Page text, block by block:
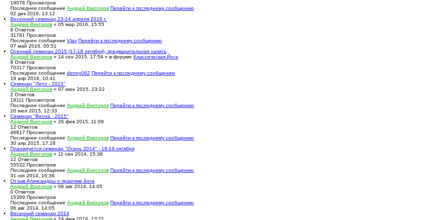
19078 Просмотров
Последнее сообщение Андрей Викторов Перейти к последнему сообщению
02 дек 2016, 13:12
Весенний семинар 23-24 апреля 2016 г.
Андрей Викторов » 05 мар 2016, 15:55
8 Ответов
31781 Просмотров
Последнее сообщение Vlav Перейти к последнему сообщению
07 май 2016, 00:51
Осенний семинар 2015 (17-18 октября), предварительная запись
Андрей Викторов » 14 сен 2015, 17:54 » в форуме Классическая Йога
8 Ответов
70317 Просмотров
Последнее сообщение denny082 Перейти к последнему сообщению
19 апр 2016, 10:41
Семинар "Лето - 2015"
Андрей Викторов » 07 июн 2015, 23:22
2 Ответов
19111 Просмотров
Последнее сообщение Андрей Викторов Перейти к последнему сообщению
20 июл 2015, 12:33
Семинар "Весна - 2015"
Андрей Викторов » 26 фев 2015, 11:08
12 Ответов
46617 Просмотров
Последнее сообщение Андрей Викторов Перейти к последнему сообщению
30 апр 2015, 17:28
Планируется семинар "Осень 2014" - 18-19 октября
Андрей Викторов » 11 сен 2014, 15:38
12 Ответов
55532 Просмотров
Последнее сообщение Андрей Викторов Перейти к последнему сообщению
31 окт 2014, 16:36
Отзыв Александры о практике йоги
Андрей Викторов » 06 авг 2014, 14:05
0 Ответов
15389 Просмотров
Последнее сообщение Андрей Викторов Перейти к последнему сообщению
06 авг 2014, 14:05
Весенний семинар 2014
Андрей Викторов » 24 фев 2014, 13:21